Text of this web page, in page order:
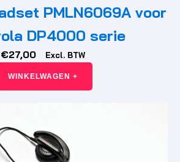
PMLN6069A voor
DP4000 serie
€27,00 Excl. BTW
WINKELWAGEN +